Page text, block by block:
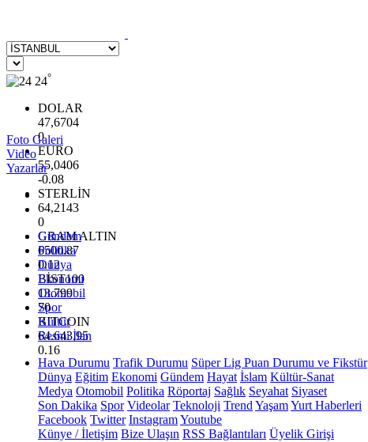
24°
DOLAR
47,6704
0
EURO
55,0406
-0.08
STERLİN
64,2143
0
GRAM ALTIN
6500.87
0.12
BİST100
13.799
70
BITCOIN
64.643,95
0.16
Foto Galeri
Video
Yazarlar
Gündem
Politika
Dünya
Ekonomi
Otomobil
Spor
Kültür
Resmi İlan
Hava Durumu Trafik Durumu Süper Lig Puan Durumu ve Fikstür
Dünya Eğitim Ekonomi Gündem Hayat İslam Kültür-Sanat
Medya Otomobil Politika Röportaj Sağlık Seyahat Siyaset
Son Dakika Spor Videolar Teknoloji Trend YaşamYurt Haberleri
Facebook Twitter InstagramYoutube
Künye / İletişim Bize Ulaşın RSS Bağlantıları Üyelik Girişi